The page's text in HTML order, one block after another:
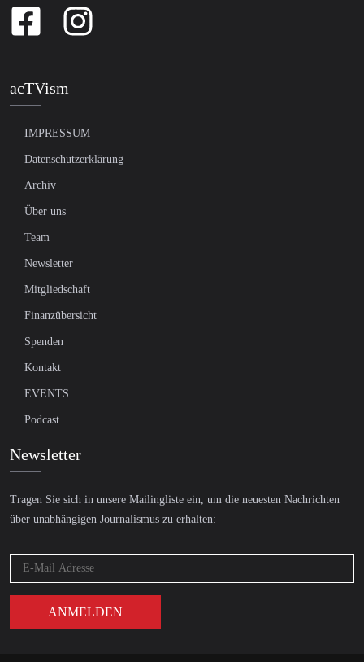
acTVism
IMPRESSUM
Datenschutzerklärung
Archiv
Über uns
Team
Newsletter
Mitgliedschaft
Finanzübersicht
Spenden
Kontakt
EVENTS
Podcast
Newsletter
Tragen Sie sich in unsere Mailingliste ein, um die neuesten Nachrichten
über unabhängigen Journalismus zu erhalten: